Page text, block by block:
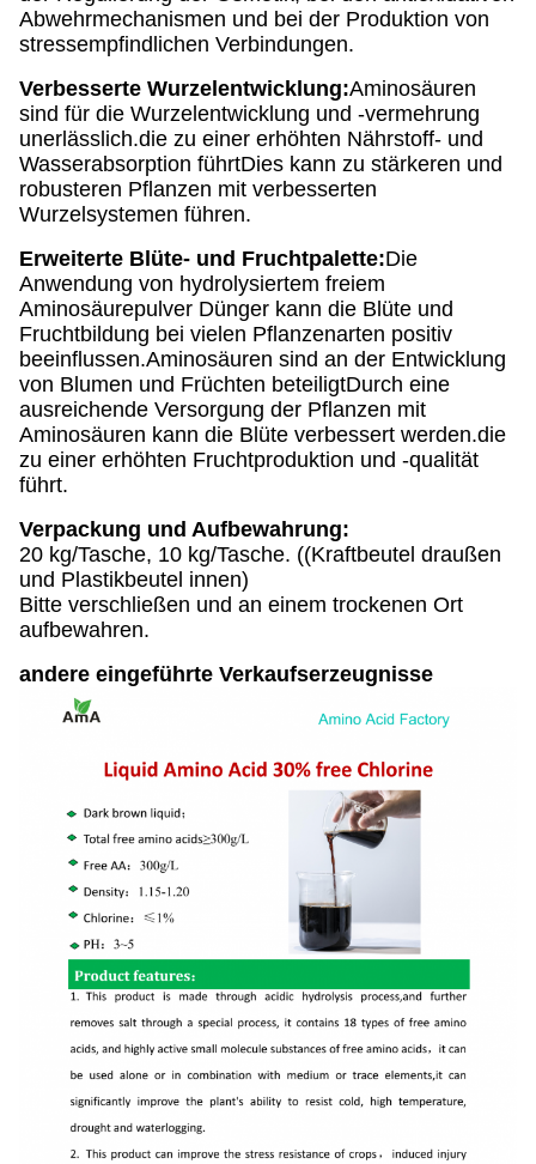
Abwehrmechanismen und bei der Produktion von
stressempfindlichen Verbindungen.
Verbesserte Wurzelentwicklung:Aminosäuren
sind für die Wurzelentwicklung und -vermehrung
unerlässlich.die zu einer erhöhten Nährstoff- und
Wasserabsorption führtDies kann zu stärkeren und
robusteren Pflanzen mit verbesserten
Wurzelsystemen führen.
Erweiterte Blüte- und Fruchtpalette:Die
Anwendung von hydrolysiertem freiem
Aminosäurepulver Dünger kann die Blüte und
Fruchtbildung bei vielen Pflanzenarten positiv
beeinflussen.Aminosäuren sind an der Entwicklung
von Blumen und Früchten beteiligtDurch eine
ausreichende Versorgung der Pflanzen mit
Aminosäuren kann die Blüte verbessert werden.die
zu einer erhöhten Fruchtproduktion und -qualität
führt.
Verpackung und Aufbewahrung:
20 kg/Tasche, 10 kg/Tasche. ((Kraftbeutel draußen
und Plastikbeutel innen)
Bitte verschließen und an einem trockenen Ort
aufbewahren.
andere eingeführte Verkaufserzeugnisse